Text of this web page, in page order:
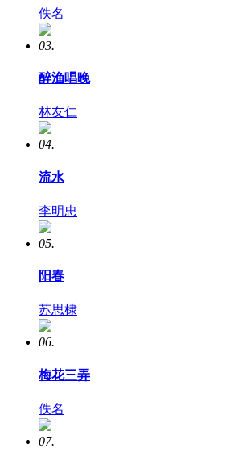
佚名
03.
醉渔唱晚
林友仁
04.
流水
李明忠
05.
阳春
苏思棣
06.
梅花三弄
佚名
07.